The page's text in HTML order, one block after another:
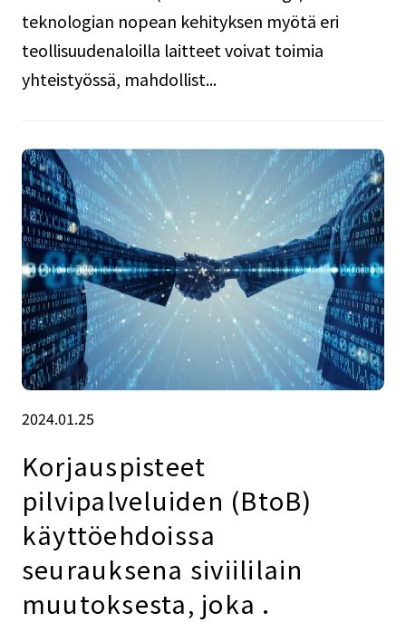
teknologian nopean kehityksen myötä eri
teollisuudenaloilla laitteet voivat toimia
yhteistyössä, mahdollist...
2024.01.25
Korjauspisteet
pilvipalveluiden (BtoB)
käyttöehdoissa
seurauksena siviililain
muutoksesta, joka .